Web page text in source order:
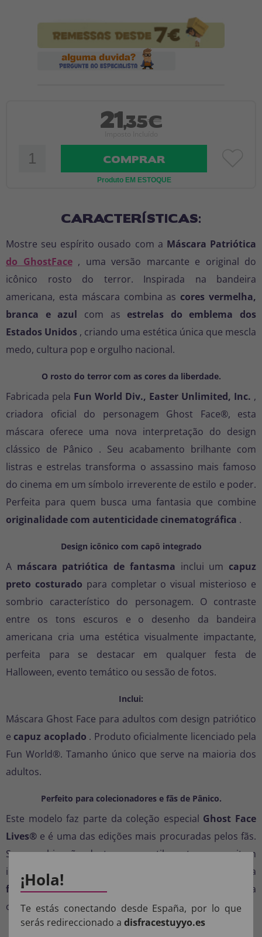
21,35€
COMPRAR
Produto EM ESTOQUE
CARACTERÍSTICAS:
Mostre seu espírito ousado com a Máscara Patriótica
do GhostFace, uma versão marcante e original do
icônico rosto do terror. Inspirada na bandeira
americana, esta máscara combina as cores vermelha,
branca e azul com as estrelas do emblema dos
Estados Unidos , criando uma estética única que mescla
medo, cultura pop e orgulho nacional.
O rosto do terror com as cores da liberdade.
Fabricada pela Fun World Div., Easter Unlimited, Inc. ,
criadora oficial do personagem Ghost Face®, esta
máscara oferece uma nova interpretação do design
clássico de Pânico . Seu acabamento brilhante com
listras e estrelas transforma o assassino mais famoso
do cinema em um símbolo irreverente de estilo e poder.
Perfeita para quem busca uma fantasia que combine
originalidade com autenticidade cinematográfica .
Design icônico com capô integrado
A máscara patriótica de fantasma inclui um capuz
preto costurado para completar o visual misterioso e
sombrio característico do personagem. O contraste
entre os tons escuros e o desenho da bandeira
americana cria uma estética visualmente impactante,
perfeita para se destacar em qualquer festa de
Halloween, evento temático ou sessão de fotos.
Inclui:
Máscara Ghost Face para adultos com design patriótico
e capuz acoplado . Produto oficialmente licenciado pela
Fun World®. Tamanho único que serve na maioria dos
adultos.
Perfeito para colecionadores e fãs de Pânico.
Este modelo faz parte da coleção especial Ghost Face
Lives® e é uma das edições mais procuradas pelos fãs.
Sua combinação de terror e estilo o torna um item
indispensável tanto para
quanto para
fãs da saga Pânico. Ideal para completar sua fantasia
ou para exibir como item de colecionador.
¡Hola!
Te estás conectando desde España, por lo que
serás redireccionado a disfracestuyyo.es